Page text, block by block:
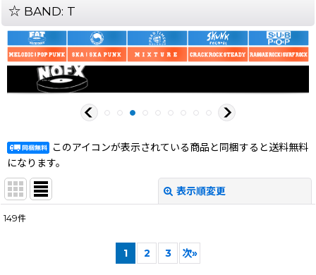
☆ BAND: T
このアイコンが表示されている商品と同梱すると送料無料
になります。
表示順変更
149件
1 2 3 次»